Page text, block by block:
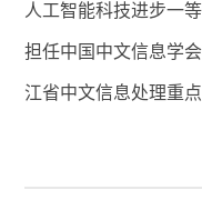
人工智能科技进步一
担任中国中文信息学
江省中文信息处理重